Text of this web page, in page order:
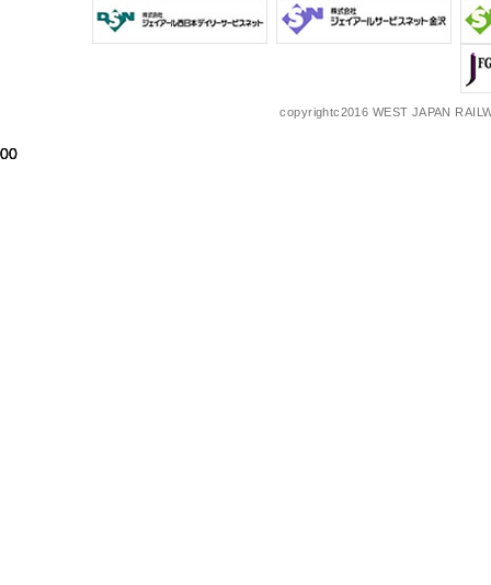
copyrightc2016 WEST JAPAN
00
00
00